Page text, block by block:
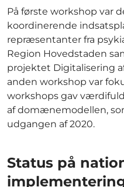
På første workshop var
koordinerende
repræsentanter fra
Region Hovedstaden
projektet Digitalisering
anden workshop var
workshops gav
af domænemodellen,
udgangen af 2020.
Status på